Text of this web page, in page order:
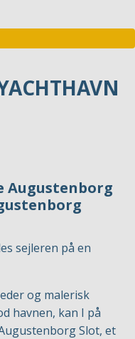
Augustenborg
sejleren på en
og malerisk
havnen, kan I på
Slot, et